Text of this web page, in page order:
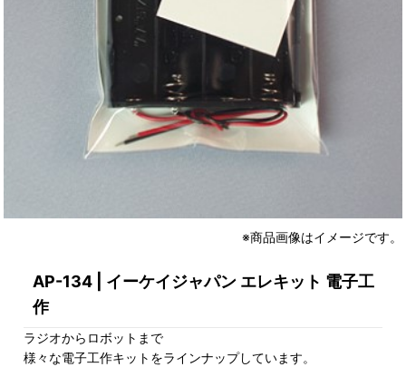
※商品画像はイメージです。
AP-134 | イーケイジャパン エレキット 電子工
作
ラジオからロボットまで
様々な電子工作キットをラインナップしています。